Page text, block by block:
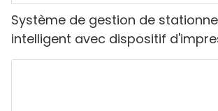
Système de gestion de
intelligent avec dispositif
tickets et barrière pliante